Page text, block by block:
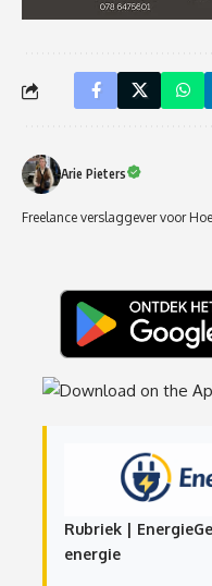
Arie Pieters
Freelance verslaggever voor
Rubriek |
energie